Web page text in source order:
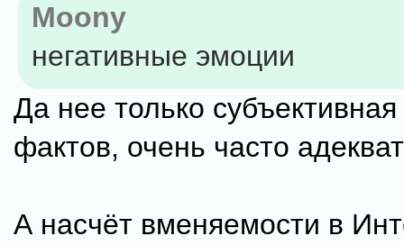
Moony
негативные эмоции
Да нее только субъективная
фактов, очень часто
А насчёт вменяемости в